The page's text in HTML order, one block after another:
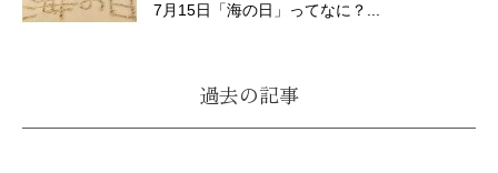
7月15日「海の日」ってなに？...
過去の記事